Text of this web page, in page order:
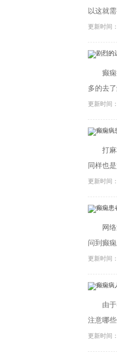
以这就
更新时间
癫
多的去
更新时间
打
同样也
更新时间
网
问到癫
更新时间
由
注意哪
更新时间